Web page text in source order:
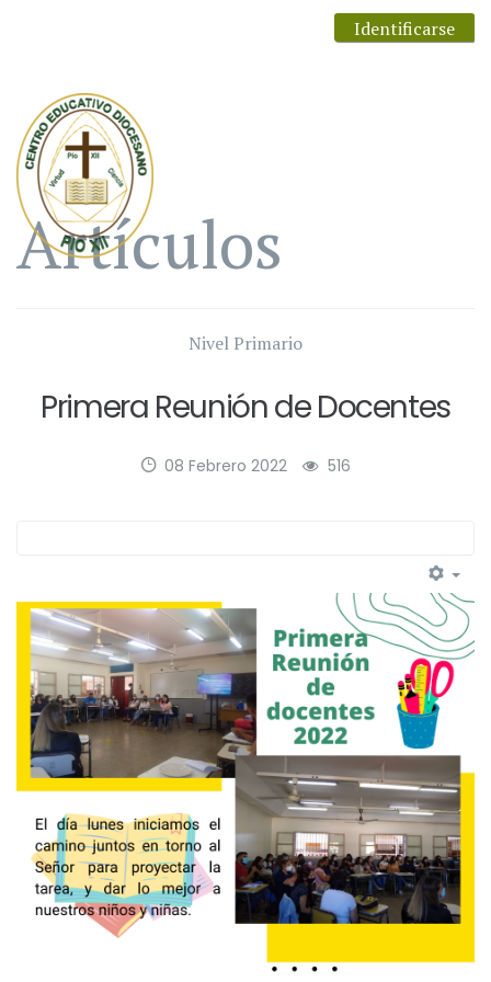
Identificarse
Artículos
Nivel Primario
Primera Reunión de Docentes
08 Febrero 2022 516